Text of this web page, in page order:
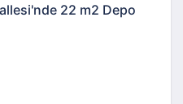
22 m2 Depo